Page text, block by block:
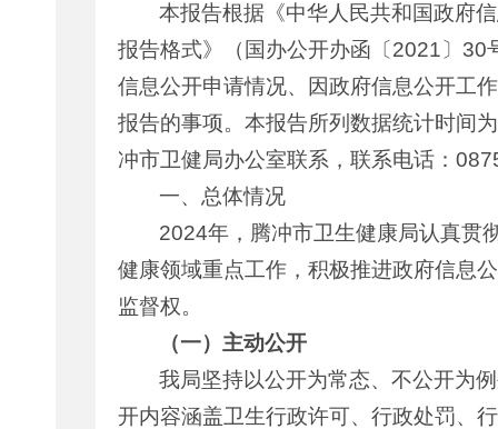
本报告根据《中华人民共和国政府
报告格式》（国办公开办函〔2021〕30
信息公开申请情况、因政府信息公开工
报告的事项。本报告所列数据统计时间
冲市卫健局办公室联系，联系电话：
一、总体情况
2024年，腾冲市卫生健康局认真贯
健康领域重点工作，积极推进政府信息
监督权。
（一）主动公开
我局坚持以公开为常态、不公开为
开内容涵盖卫生行政许可、行政处罚、